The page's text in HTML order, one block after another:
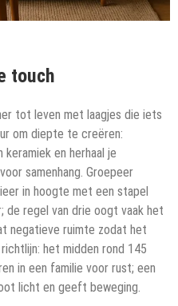
touch
tot leven met laagjes die iets
om diepte te creëren:
keramiek en herhaal je
samenhang. Groepeer
in hoogte met een stapel
de regel van drie oogt vaak het
negatieve ruimte zodat het
het midden rond 145
in een familie voor rust; een
licht en geeft beweging.